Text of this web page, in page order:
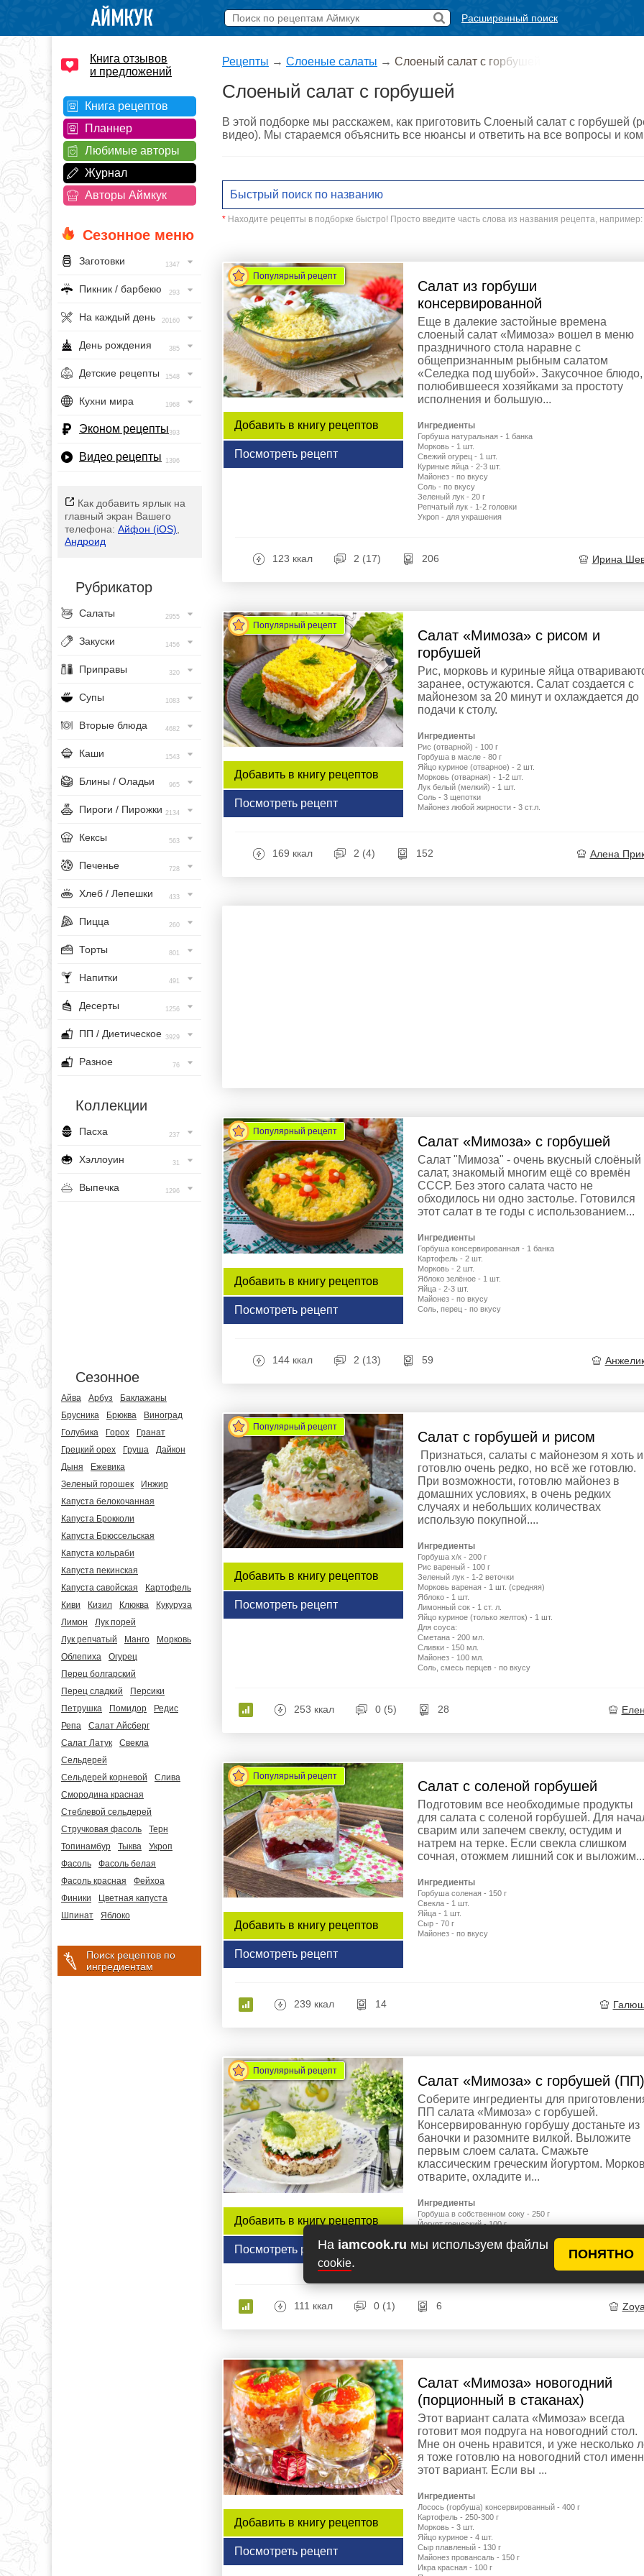
На iamcook.ru мы используем файлы
cookie.
ПОНЯТНО
Расширенный поиск
Книга отзывов
и предложений
Книга рецептов
Планнер
Любимые авторы
Журнал
Авторы Аймкук
Сезонное меню
Заготовки 1347
Пикник / барбекю 293
На каждый день 20160
День рождения 385
Детские рецепты 1548
Кухни мира 1968
Эконом рецепты393
Видео рецепты 1396
Как добавить ярлык на
главный экран Вашего
телефона: Айфон (iOS)
Андроид
Рубрикатор
Салаты 2955
Закуски 1456
Приправы 320
Супы 1083
Вторые блюда 4682
Каши 1543
Блины / Оладьи 965
Пироги / Пирожки 2134
Кексы 563
Печенье 728
Хлеб / Лепешки 433
Пицца 260
Торты 801
Напитки 491
Десерты 1256
ПП / Диетическое 3929
Разное 76
Коллекции
Пасха 237
Хэллоуин 31
Выпечка 1296
Сезонное
Айва Арбуз
Баклажаны
Брусника
Брюква
Виноград
Голубика
Горох
Гранат
Грецкий орех
Груша
Дайкон
Дыня
Ежевика
Зеленый горошек
Инжир
Капуста белокочанная
Капуста Брокколи
Капуста Брюссельская
Капуста кольраби
Капуста пекинская
Капуста савойская
Картофель
Киви
Кизил Клюква
Кукуруза
Лимон
Лук порей
Лук репчатый
Манго
Морковь
Облепиха
Огурец
Перец болгарский
Перец сладкий
Персики
Петрушка
Помидор
Редис
Репа
Салат Айсберг
Салат Латук
Свекла
Сельдерей
Сельдерей корневой
Слива
Смородина красная
Стеблевой сельдерей
Стручковая фасоль
Терн
Топинамбур
Тыква
Укроп
Фасоль
Фасоль белая
Фасоль красная
Фейхоа
Финики
Цветная капуста
Шпинат
Яблоко
Поиск рецептов по
ингредиентам
Рецепты → Слоеные салаты → Слоеный салат с горбушей
Слоеный салат с горбушей
В этой подборке мы расскажем, как приготовить Слоеный салат с горбушей
видео). Мы стараемся объяснить все нюансы и ответить на все вопросы и
* Находите рецепты в подборке быстро! Просто введите часть слова из названия рецепта, например:
Популярный рецепт
Добавить в книгу рецептов
Посмотреть рецепт
Салат из горбуши
консервированной
Еще в далекие застойные времена
слоеный салат «Мимоза» вошел в меню
праздничного стола наравне с
общепризнанным рыбным салатом
«Селедка под шубой». Закусочное блюдо,
полюбившееся хозяйками за простоту
исполнения и большую...
Ингредиенты
Горбуша натуральная - 1 банка
Морковь - 1 шт.
Свежий огурец - 1 шт.
Куриные яйца - 2-3 шт.
Майонез - по вкусу
Соль - по вкусу
Зеленый лук - 20 г
Репчатый лук - 1-2 головки
Укроп - для украшения
123 ккал 2 (17) 206 Ирина
Популярный рецепт
Добавить в книгу рецептов
Посмотреть рецепт
Салат «Мимоза» с рисом и
горбушей
Рис, морковь и куриные яйца
заранее, остужаются. Салат создается с
майонезом за 20 минут и охлаждается до
подачи к столу.
Ингредиенты
Рис (отварной) - 100 г
Горбуша в масле - 80 г
Яйцо куриное (отварное) - 2 шт.
Морковь (отварная) - 1-2 шт.
Лук белый (мелкий) - 1 шт.
Соль - 3 щепотки
Майонез любой жирности - 3 ст.л.
169 ккал 2 (4) 152 Алена
Популярный рецепт
Добавить в книгу рецептов
Посмотреть рецепт
Салат «Мимоза» с горбушей
Салат "Мимоза" - очень вкусный слоёный
салат, знакомый многим ещё со времён
СССР. Без этого салата часто не
обходилось ни одно застолье. Готовился
этот салат в те годы с использованием...
Ингредиенты
Горбуша консервированная - 1 банка
Картофель - 2 шт.
Морковь - 2 шт.
Яблоко зелёное - 1 шт.
Яйца - 2-3 шт.
Майонез - по вкусу
Соль, перец - по вкусу
144 ккал 2 (13) 59
Популярный рецепт
Добавить в книгу рецептов
Посмотреть рецепт
Салат с горбушей и рисом
Признаться, салаты с майонезом я хоть и
готовлю очень редко, но всё же готовлю.
При возможности, готовлю майонез в
домашних условиях, в очень редких
случаях и небольших количествах
использую покупной....
Ингредиенты
Горбуша х/к - 200 г
Рис вареный - 100 г
Зеленый лук - 1-2 веточки
Морковь вареная - 1 шт. (средняя)
Яблоко - 1 шт.
Лимонный сок - 1 ст. л.
Яйцо куриное (только желток) - 1 шт.
Для соуса:
Сметана - 200 мл.
Сливки - 150 мл.
Майонез - 100 мл.
Соль, смесь перцев - по вкусу
253 ккал 0 (5) 28
Популярный рецепт
Добавить в книгу рецептов
Посмотреть рецепт
Салат с соленой горбушей
Подготовим все необходимые продукты
для салата с соленой горбушей. Для
сварим или запечем свеклу, остудим и
натрем на терке. Если свекла слишком
сочная, отожмем лишний сок и выложим...
Ингредиенты
Горбуша соленая - 150 г
Свекла - 1 шт.
Яйца - 1 шт.
Сыр - 70 г
Майонез - по вкусу
239 ккал 14
Популярный рецепт
Добавить в книгу рецептов
Посмотреть рецепт
Салат «Мимоза» с горбушей (ПП)
Соберите ингредиенты для
ПП салата «Мимоза» с горбушей.
Консервированную горбушу достаньте из
баночки и разомните вилкой. Выложите
первым слоем салата. Смажьте
классическим греческим йогуртом.
отварите, охладите и...
Ингредиенты
Горбуша в собственном соку - 250 г
Йогурт греческий - 100 г
Морковь - 1 шт.
Лук зеленый - 30 г
111 ккал 0 (1) 6
Добавить в книгу рецептов
Посмотреть рецепт
Салат «Мимоза» новогодний
(порционный в стаканах)
Этот вариант салата «Мимоза» всегда
готовит моя подруга на новогодний стол.
Мне он очень нравится, и уже несколько
я тоже готовлю на новогодний стол
этот вариант. Если вы ...
Ингредиенты
Лосось (горбуша) консервированный - 400 г
Картофель - 250-300 г
Морковь - 3 шт.
Яйцо куриное - 4 шт.
Сыр плавленый - 130 г
Майонез провансаль - 150 г
Икра красная - 100 г